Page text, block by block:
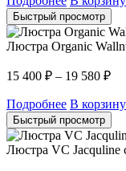
Быстрый просмотр
Люстра Organic
15 400 ₽ – 19 580 ₽
Подробнее В корзину
Быстрый просмотр
Люстра VC Jacquline